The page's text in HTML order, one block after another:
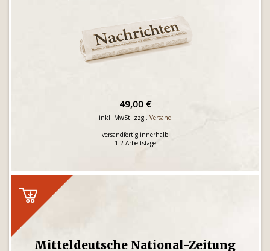
49,00 €
inkl. MwSt. zzgl. Versand
versandfertig innerhalb
1-2 Arbeitstage
Mitteldeutsche National-Zeitung